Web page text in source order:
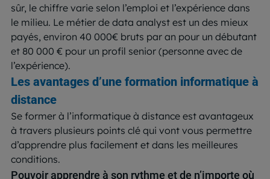
sûr, le chiffre varie selon l’emploi et l’expérience dans
le milieu. Le métier de data analyst est un des mieux
payés, environ 40 000€ bruts par an pour un débutant
et 80 000 € pour un profil senior (personne avec de
l’expérience).
Les avantages d’une formation informatique à
distance
Se former à l’informatique à distance est avantageux
à travers plusieurs points clé qui vont vous permettre
d’apprendre plus facilement et dans les meilleures
conditions.
Pouvoir apprendre à son rythme et de n’importe où